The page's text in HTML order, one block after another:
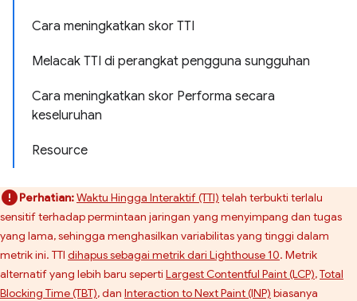
Cara meningkatkan skor TTI
Melacak TTI di perangkat pengguna sungguhan
Cara meningkatkan skor Performa secara
keseluruhan
Resource
Perhatian:Waktu Hingga Interaktif (TTI) telah terbukti terlalu
sensitif terhadap permintaan jaringan yang menyimpang dan tugas
yang lama, sehingga menghasilkan variabilitas yang tinggi dalam
metrik ini. TTI dihapus sebagai metrik dari Lighthouse 10. Metrik
alternatif yang lebih baru seperti Largest Contentful Paint (LCP),Total
Blocking Time (TBT), dan Interaction to Next Paint (INP) biasanya